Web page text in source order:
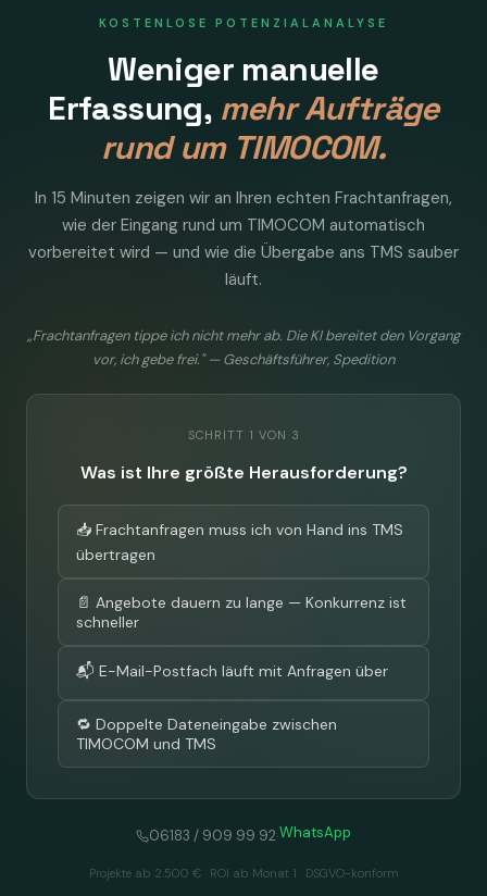
KOSTENLOSE POTENZIALANALYSE
Weniger manuelle
Erfassung, mehr Aufträge
rund um TIMOCOM.
In 15 Minuten zeigen wir an Ihren echten Frachtanfragen,
wie der Eingang rund um TIMOCOM automatisch
vorbereitet wird — und wie die Übergabe ans TMS sauber
läuft.
„Frachtanfragen tippe ich nicht mehr ab. Die KI bereitet den Vorgang
vor, ich gebe frei." — Geschäftsführer, Spedition
SCHRITT 1 VON 3
Was ist Ihre größte Herausforderung?
📥 Frachtanfragen muss ich von Hand ins TMS
übertragen
📄 Angebote dauern zu lange — Konkurrenz ist
schneller
📬 E-Mail-Postfach läuft mit Anfragen über
🔁 Doppelte Dateneingabe zwischen
TIMOCOM und TMS
06183 / 909 99 92·WhatsApp
Projekte ab 2.500 € · ROI ab Monat 1 · DSGVO-konform